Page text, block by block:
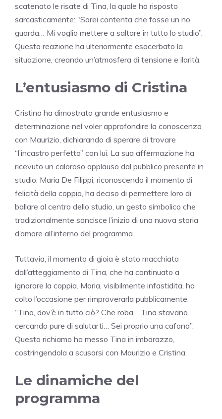
scatenato le risate di Tina, la quale ha risposto
sarcasticamente: “Sarei contenta che fosse un no
guarda… Mi voglio mettere a saltare in tutto lo studio”.
Questa reazione ha ulteriormente esacerbato la
situazione, creando un’atmosfera di tensione e ilarità.
L’entusiasmo di Cristina
Cristina ha dimostrato grande entusiasmo e
determinazione nel voler approfondire la conoscenza
con Maurizio, dichiarando di sperare di trovare
“l’incastro perfetto” con lui. La sua affermazione ha
ricevuto un caloroso applauso dal pubblico presente in
studio. Maria De Filippi, riconoscendo il momento di
felicità della coppia, ha deciso di permettere loro di
ballare al centro dello studio, un gesto simbolico che
tradizionalmente sancisce l’inizio di una nuova storia
d’amore all’interno del programma.
Tuttavia, il momento di gioia è stato macchiato
dall’atteggiamento di Tina, che ha continuato a
ignorare la coppia. Maria, visibilmente infastidita, ha
colto l’occasione per rimproverarla pubblicamente:
“Tina, dov’è in tutto ciò? Che roba… Tina stavano
cercando pure di salutarti… Sei proprio una cafona”.
Questo richiamo ha messo Tina in imbarazzo,
costringendola a scusarsi con Maurizio e Cristina.
Le dinamiche del
programma